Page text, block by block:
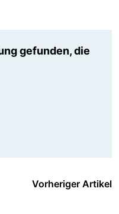
gefunden, die
Vorheriger Artikel